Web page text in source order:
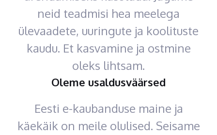
neid teadmisi hea meelega
ülevaadete, uuringute ja koolituste
kaudu. Et kasvamine ja ostmine
oleks lihtsam.
Oleme usaldusväärsed
Eesti e-kaubanduse maine ja
käekäik on meile olulised. Seisame